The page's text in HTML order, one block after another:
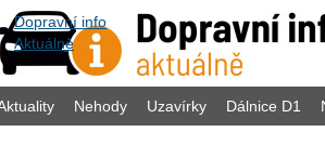
Dopravní info
Aktuálně
Nehody Uzavírky Dálnice D1